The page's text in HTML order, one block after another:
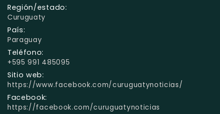
Región/estado:
Curuguaty
País:
Paraguay
Teléfono:
+595 991 485095
Sitio web:
https://www.facebook.com/curuguatynoticias/
Facebook:
https://facebook.com/curuguatynoticias